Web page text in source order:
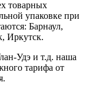
товарных
упаковке при
Барнаул,
Иркутск.
Удэ и т.д. наша
тарифа от